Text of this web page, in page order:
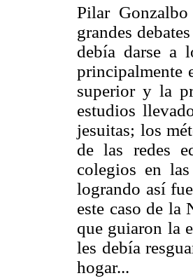
Pilar
grandes
debía darse a
principalmente
superior y la
estudios
jesuitas; los
de las redes
colegios en
logrando así
este caso de la
que guiaron la
les debía
hogar...